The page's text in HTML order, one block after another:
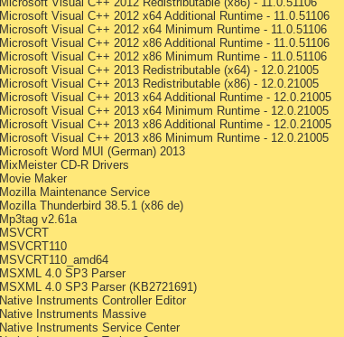
Microsoft Visual C++ 2012 x64 Additional Runtime - 11.0.51106
Microsoft Visual C++ 2012 x64 Minimum Runtime - 11.0.51106
Microsoft Visual C++ 2012 x86 Additional Runtime - 11.0.51106
Microsoft Visual C++ 2012 x86 Minimum Runtime - 11.0.51106
Microsoft Visual C++ 2013 Redistributable (x64) - 12.0.21005
Microsoft Visual C++ 2013 Redistributable (x86) - 12.0.21005
Microsoft Visual C++ 2013 x64 Additional Runtime - 12.0.21005
Microsoft Visual C++ 2013 x64 Minimum Runtime - 12.0.21005
Microsoft Visual C++ 2013 x86 Additional Runtime - 12.0.21005
Microsoft Visual C++ 2013 x86 Minimum Runtime - 12.0.21005
Microsoft Word MUI (German) 2013
MixMeister CD-R Drivers
Movie Maker
Mozilla Maintenance Service
Mozilla Thunderbird 38.5.1 (x86 de)
Mp3tag v2.61a
MSVCRT
MSVCRT110
MSVCRT110_amd64
MSXML 4.0 SP3 Parser
MSXML 4.0 SP3 Parser (KB2721691)
Native Instruments Controller Editor
Native Instruments Massive
Native Instruments Service Center